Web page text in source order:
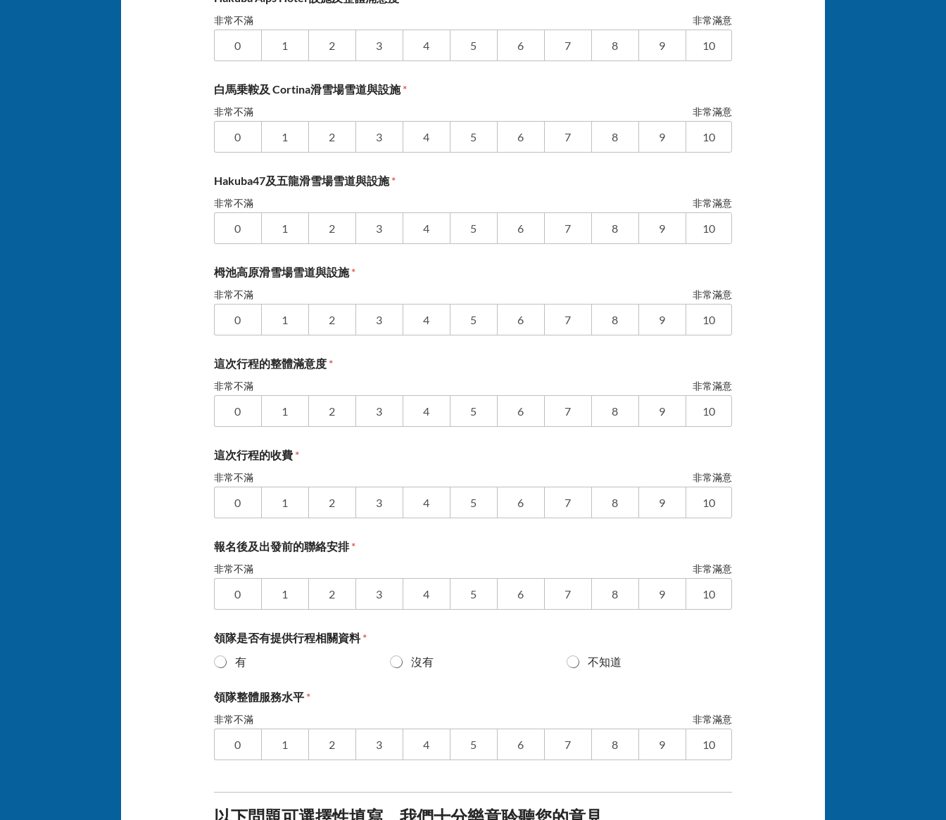
非常不滿 非常滿意
0 1 2 3 4 5 6 7 8 9 10
白馬乗鞍及 Cortina滑雪場雪道與設施*
非常不滿 非常滿意
0 1 2 3 4 5 6 7 8 9 10
Hakuba47及五龍滑雪場雪道與設施*
非常不滿 非常滿意
0 1 2 3 4 5 6 7 8 9 10
栂池高原滑雪場雪道與設施*
非常不滿 非常滿意
0 1 2 3 4 5 6 7 8 9 10
這次行程的整體滿意度 *
非常不滿 非常滿意
0 1 2 3 4 5 6 7 8 9 10
這次行程的收費 *
非常不滿 非常滿意
0 1 2 3 4 5 6 7 8 9 10
報名後及出發前的聯絡安排*
非常不滿 非常滿意
0 1 2 3 4 5 6 7 8 9 10
領隊是否有提供行程相關資料*
有
沒有 不知道
領隊整體服務水平 *
非常不滿 非常滿意
0 1 2 3 4 5 6 7 8 9 10